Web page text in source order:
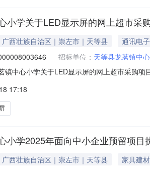
小学关于LED显示屏的网上超市采
广西壮族自治区｜崇左市｜天等县
通讯电子
招标单位： 天等县龙茗镇中
镇中心小学关于LED显示屏的网上超市采购
采购计划信息：序号采购计划文
17:18
小学2025年面向中小企业预留项目
广西壮族自治区｜崇左市｜天等县
家具建材